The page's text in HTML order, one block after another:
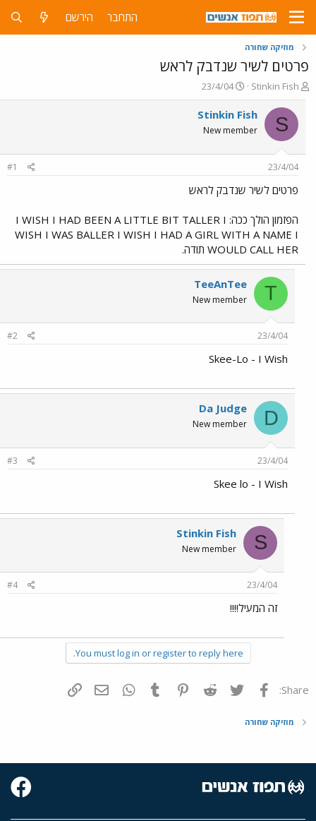
התחבר הירשם
מוזיקה שחורה
פרטים לשיר שנדבק לראש
פ
ו
ת
ח
ה
ש
א
Stinkin Fish
פ
ו
ר
ם
ר
23/4/04
S
Stinkin Fish
New member
23/4/04
#1
פרטים לשיר שנדבק לראש
הפזמון הולך ככה: I WISH I HAD BEEN A LITTLE BIT TALLER I
WISH I WAS BALLER I WISH I HAD A GIRL WITH A NAME I
WOULD CALL HER תודה.
T
TeeAnTee
New member
23/4/04
#2
Skee-Lo - I Wish
D
Da Judge
New member
23/4/04
#3
Skee lo - I Wish
S
Stinkin Fish
New member
23/4/04
#4
זה המעיל!!!!
You must log in or register to reply here.
Share: פייסבוק Twitter
Reddit
Pinterest
Tumblr
WhatsAppדואר אלקטרוני
מוזיקה שחורה